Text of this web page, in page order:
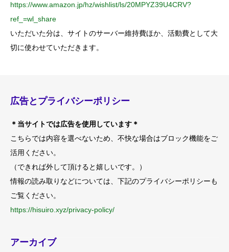
https://www.amazon.jp/hz/wishlist/ls/20MPYZ39U4CRV?
ref_=wl_share
いただいた分は、サイトのサーバー維持費ほか、活動費として大
切に使わせていただきます。
広告とプライバシーポリシー
＊当サイトでは広告を使用しています＊
こちらでは内容を選べないため、不快な場合はブロック機能をご
活用ください。
（できれば外して頂けると嬉しいです。）
情報の読み取りなどについては、下記のプライバシーポリシーも
ご覧ください。
https://hisuiro.xyz/privacy-policy/
アーカイブ